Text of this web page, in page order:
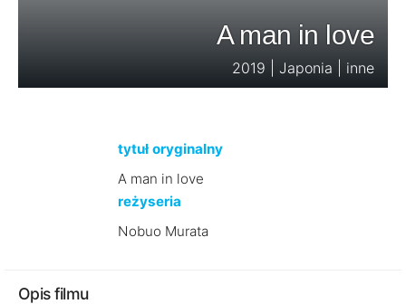
A man in love
2019 | Japonia | inne
tytuł oryginalny
A man in love
reżyseria
Nobuo Murata
Opis filmu